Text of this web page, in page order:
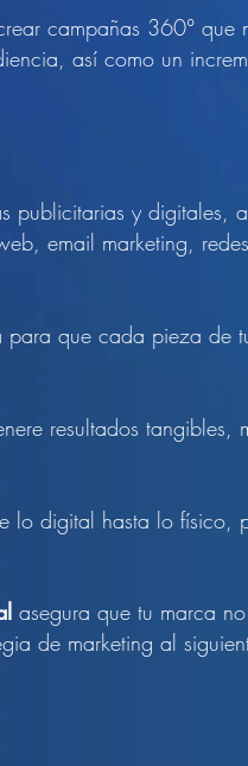
campañas 360° que
así como un
publicitarias y digitales,
email marketing,
para que cada pieza de
resultados tangibles,
lo digital hasta lo físico,
asegura que tu marca
de marketing al